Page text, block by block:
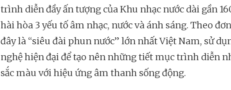
trình diễn đầy ấn tượng của Khu nhạc nước dài gần
hài hòa 3 yếu tố âm nhạc, nước và ánh sáng. Theo
đây là “siêu đài phun nước” lớn nhất Việt Nam, sử
nghệ hiện đại để tạo nên những tiết mục trình diễn
sắc màu với hiệu ứng âm thanh sống động.